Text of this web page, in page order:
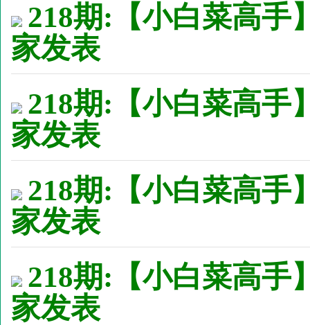
218期:【小白菜高手
家发表
218期:【小白菜高
家发表
218期:【小白菜高手
家发表
218期:【小白菜高手
家发表